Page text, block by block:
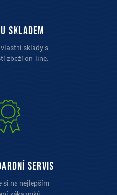
skladem
vlastní sklady s
zboží on-line.
servis
si na nejlepším